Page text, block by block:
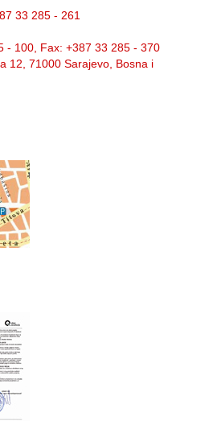
33 285 - 261
- 100, Fax: +387 33 285 - 370
12, 71000 Sarajevo, Bosna i